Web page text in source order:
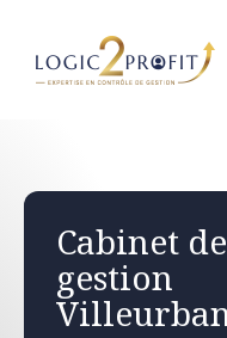
contenu
Cabinet
gestion